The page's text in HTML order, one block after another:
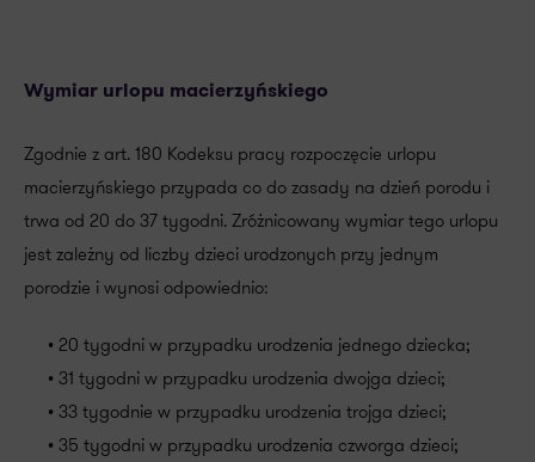
Wymiar urlopu macierzyńskiego
Zgodnie z art. 180 Kodeksu pracy rozpoczęcie urlopu
macierzyńskiego przypada co do zasady na dzień porodu i
trwa od 20 do 37 tygodni. Zróżnicowany wymiar tego urlopu
jest zależny od liczby dzieci urodzonych przy jednym
porodzie i wynosi odpowiednio:
• 20 tygodni w przypadku urodzenia jednego dziecka;
• 31 tygodni w przypadku urodzenia dwojga dzieci;
• 33 tygodnie w przypadku urodzenia trojga dzieci;
• 35 tygodni w przypadku urodzenia czworga dzieci;